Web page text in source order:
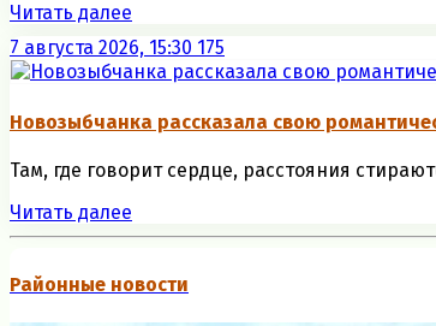
Читать далее
7 августа 2026, 15:30 175
Новозыбчанка рассказала свою
Там, где говорит сердце, расстояния
Читать далее
Районные новости